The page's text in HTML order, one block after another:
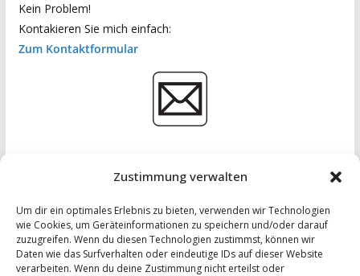
Zustimmung verwalten
Um dir ein optimales Erlebnis zu bieten, verwenden wir Technologien
wie Cookies, um Geräteinformationen zu speichern und/oder darauf
zuzugreifen. Wenn du diesen Technologien zustimmst, können wir
Daten wie das Surfverhalten oder eindeutige IDs auf dieser Website
verarbeiten. Wenn du deine Zustimmung nicht erteilst oder
Kein Problem!
Kontakieren Sie mich einfach:
Zum Kontaktformular
IMPRESSUM-DATENSCHUTZERKLÄRUNG- KONTAKT